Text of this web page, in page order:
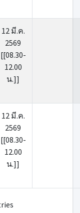
12 มี.ค.
2569
[[08.30-
12.00
น.]]
12 มี.ค.
2569
[[08.30-
12.00
น.]]